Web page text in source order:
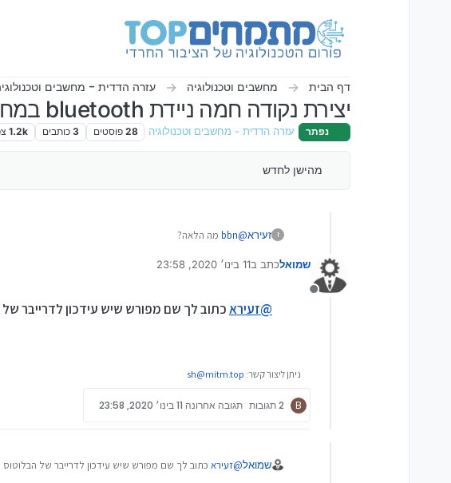
דף הבית מחשבים וטכנולוגיה עזרה הדדית - מחשבים
יצירת נקודה חמה ניידת bluetooth במחשב
נפתר עזרה הדדית - מחשבים וטכנולוגיה 28 פוסטים 3 כותבים 1.2k
מהישן לחדש
ז זעירא@
bbn מה הלאה?
מנותק
שמואלכתב ב11 בינו׳ 2020, 23:58
נערך לאחרונה על ידי
@זעיראכתוב לך שם מפורש שיש עידכון לדרייבר של
ניתן ליצור קשר: sh@mitm.top
B 2 תגובות תגובה אחרונה 11 בינו׳ 2020, 23:58
שמואל@זעירא כתוב לך שם מפורש שיש עידכון לדרייבר של הבלוטוס